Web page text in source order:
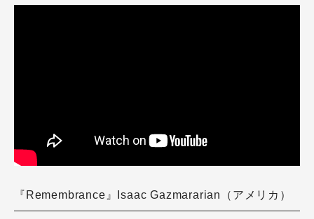
『Remembrance』Isaac Gazmararian（アメリカ）